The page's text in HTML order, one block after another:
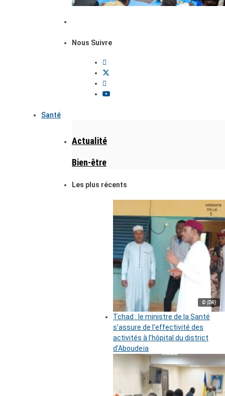
Nous Suivre
Santé
Actualité
Bien-être
Les plus récents
© (DR)
Tchad : le ministre de la Santé
s’assure de l’effectivité des
activités à l’hôpital du district
d’Aboudeïa